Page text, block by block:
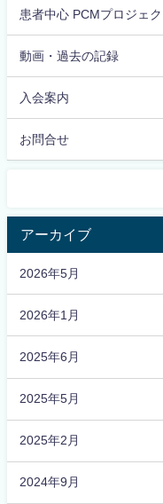
患者中心 PCMプロジェク
動画・過去の記録
入会案内
お問合せ
アーカイブ
2026年5月
2026年1月
2025年6月
2025年5月
2025年2月
2024年9月